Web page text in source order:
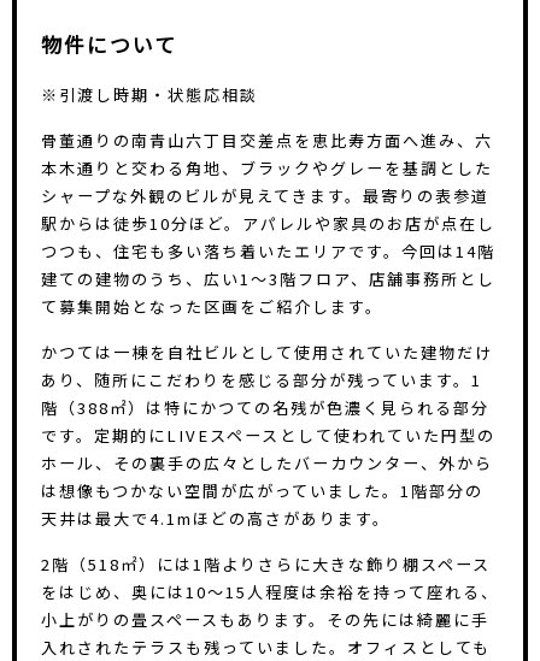
物件について
※引渡し時期・状態応相談
骨董通りの南青山六丁目交差点を恵比寿方面へ進み、六
本木通りと交わる角地、ブラックやグレーを基調とした
シャープな外観のビルが見えてきます。最寄りの表参道
駅からは徒歩10分ほど。アパレルや家具のお店が点在し
つつも、住宅も多い落ち着いたエリアです。今回は14階
建ての建物のうち、広い1〜3階フロア、店舗事務所とし
て募集開始となった区画をご紹介します。
かつては一棟を自社ビルとして使用されていた建物だけ
あり、随所にこだわりを感じる部分が残っています。1
階（388㎡）は特にかつての名残が色濃く見られる部分
です。定期的にLIVEスペースとして使われていた円型の
ホール、その裏手の広々としたバーカウンター、外から
は想像もつかない空間が広がっていました。1階部分の
天井は最大で4.1mほどの高さがあります。
2階（518㎡）には1階よりさらに大きな飾り棚スペース
をはじめ、奥には10〜15人程度は余裕を持って座れる、
小上がりの畳スペースもあります。その先には綺麗に手
入れされたテラスも残っていました。オフィスとしても